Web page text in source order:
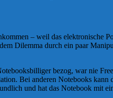
– weil das elektronische
Dilemma durch ein paar
bezog, war nie
Bei anderen Notebooks
und hat das Notebook mit